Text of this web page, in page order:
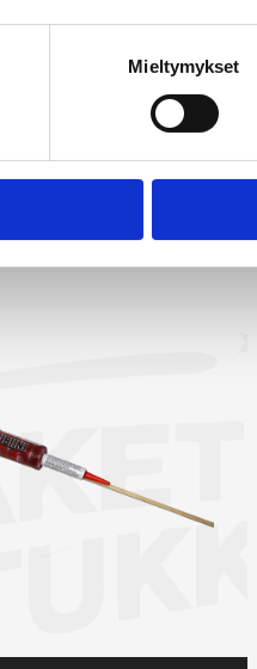
Mieltymykset
erottuu väriltään,
vaikuttavimmat
Kun etsit raketteja